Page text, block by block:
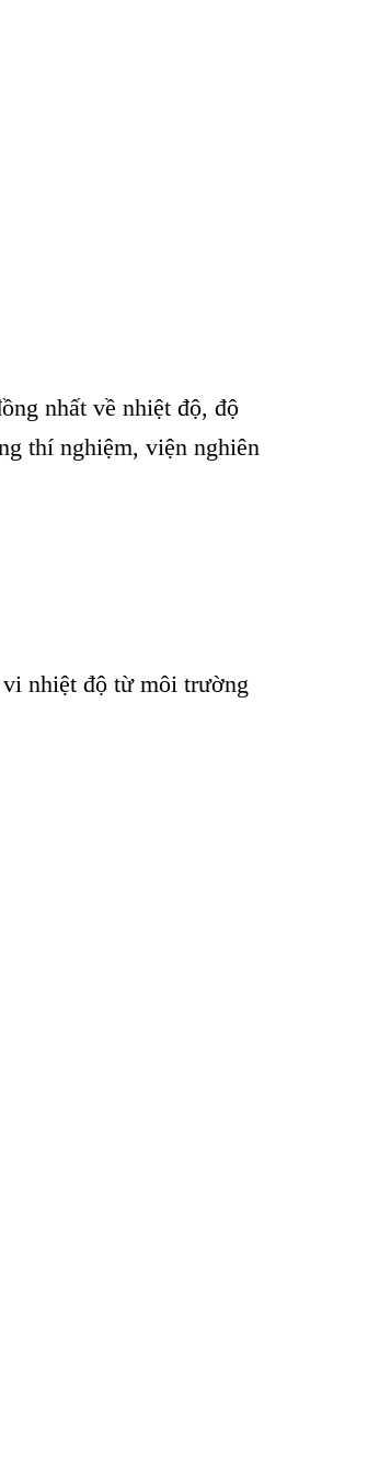
nhất về nhiệt độ, độ
thí nghiệm, viện nghiên
nhiệt độ từ môi trường